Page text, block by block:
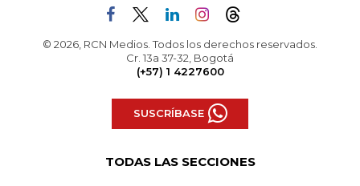
© 2026, RCN Medios. Todos los derechos reservados.
Cr. 13a 37-32, Bogotá
(+57) 1 4227600
SUSCRÍBASE
TODAS LAS SECCIONES